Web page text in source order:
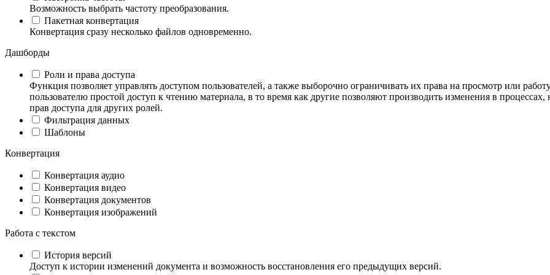
Возможность выбрать частоту преобразования.
Пакетная конвертация
Конвертация сразу несколько файлов одновременно.
Дашборды
Роли и права доступа
Функция позволяет управлять доступом пользователей, а также выборочно ограничивать их права на просмотр или
пользователю простой доступ к чтению материала, в то время как другие позволяют производить изменения в
прав доступа для других ролей.
Фильтрация данных
Шаблоны
Конвертация
Конвертация аудио
Конвертация видео
Конвертация документов
Конвертация изображений
Работа с текстом
История версий
Доступ к истории изменений документа и возможность восстановления его предыдущих версий.